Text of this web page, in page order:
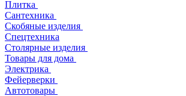
Плитка
Сантехника
Скобяные изделия
Спецтехника
Столярные изделия
Товары для дома
Электрика
Фейерверки
Автотовары